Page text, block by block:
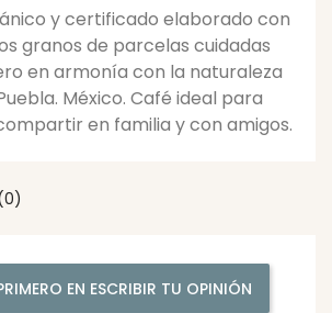
y certificado elaborado con
granos de parcelas cuidadas
en armonía con la naturaleza
México. Café ideal para
en familia y con amigos.
EN ESCRIBIR TU OPINIÓN